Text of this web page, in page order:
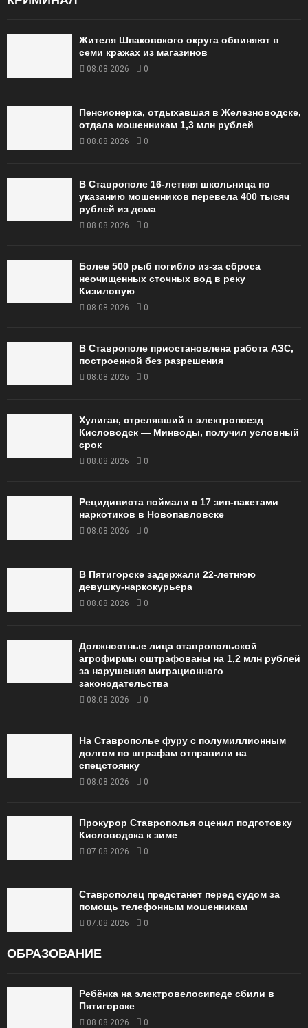
Жителя Шпаковского округа обвиняют в
семи кражах из магазинов
08.08.2026 0
Пенсионерка, отдыхавшая в Железноводске,
отдала мошенникам 1,3 млн рублей
08.08.2026 0
В Ставрополе 16-летняя школьница по
указанию мошенников перевела 400 тысяч
рублей из дома
08.08.2026 0
Более 500 рыб погибло из-за сброса
неочищенных сточных вод в реку
Кизиловую
08.08.2026 0
В Ставрополе приостановлена работа АЗС,
построенной без разрешения
08.08.2026 0
Хулиган, стрелявший в электропоезд
Кисловодск — Минводы, получил условный
срок
08.08.2026 0
Рецидивиста поймали с 17 зип-пакетами
наркотиков в Новопавловске
08.08.2026 0
В Пятигорске задержали 22-летнюю
девушку-наркокурьера
08.08.2026 0
Должностные лица ставропольской
агрофирмы оштрафованы на 1,2 млн рублей
за нарушения миграционного
законодательства
08.08.2026 0
На Ставрополье фуру с полумиллионным
долгом по штрафам отправили на
спецстоянку
08.08.2026 0
Прокурор Ставрополья оценил подготовку
Кисловодска к зиме
07.08.2026 0
Ставрополец предстанет перед судом за
помощь телефонным мошенникам
07.08.2026 0
ОБРАЗОВАНИЕ
Ребёнка на электровелосипеде сбили в
Пятигорске
08.08.2026 0